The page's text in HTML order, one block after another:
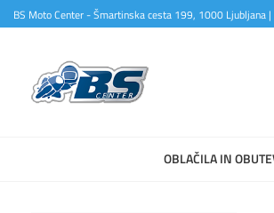
BS Moto Center - Šmartinska cesta 199, 1000 Ljubljana
OBLAČILA IN